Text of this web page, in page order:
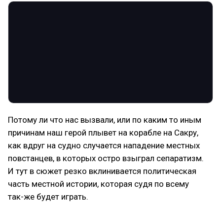
Потому ли что нас вызвали, или по каким то иным
причинам наш герой плывет на корабле на Сакру,
как вдруг на судно случается нападение местных
повстанцев, в которых остро взыграл сепаратизм.
И тут в сюжет резко вклинивается политическая
часть местной истории, которая судя по всему
так-же будет играть.